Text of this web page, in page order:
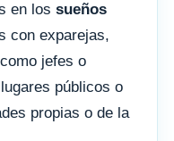
en los sueños
con exparejas,
jefes o
públicos o
propias o de la